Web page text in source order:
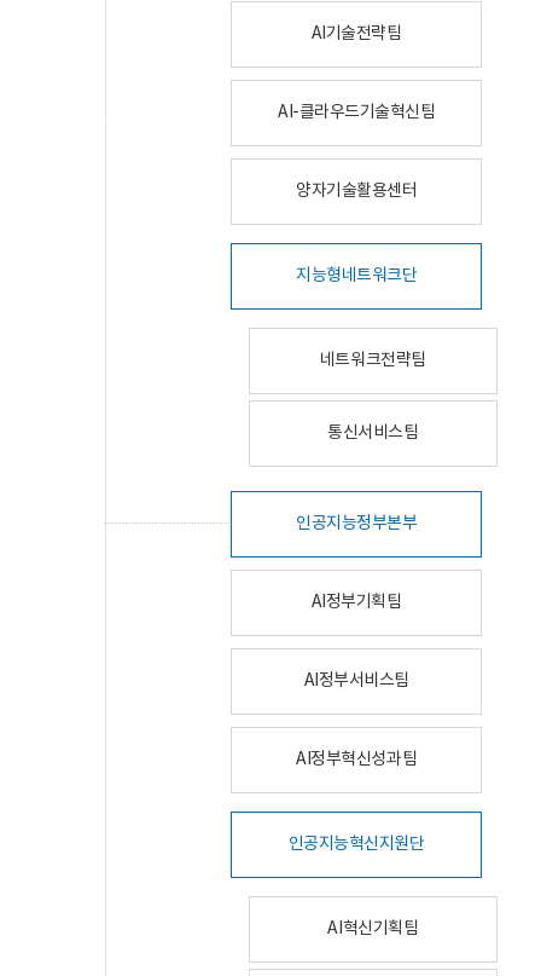
AI기술전략팀
AI-클라우드기술혁신팀
양자기술활용센터
지능형네트워크단
네트워크전략팀
통신서비스팀
인공지능정부본부
AI정부기획팀
AI정부서비스팀
AI정부혁신성과팀
인공지능혁신지원단
AI혁신기획팀